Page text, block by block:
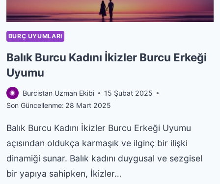
BURÇ UYUMLARI
Balık Burcu Kadını İkizler Burcu Erkeği
Uyumu
Burcistan Uzman Ekibi
15 Şubat 2025
Son Güncellenme: 28 Mart 2025
Balık Burcu Kadını İkizler Burcu Erkeği Uyumu
açısından oldukça karmaşık ve ilginç bir ilişki
dinamiği sunar. Balık kadını duygusal ve sezgisel
bir yapıya sahipken, İkizler…